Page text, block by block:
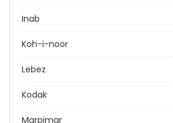
Inab
Koh-i-noor
Lebez
Kodak
Marpimar